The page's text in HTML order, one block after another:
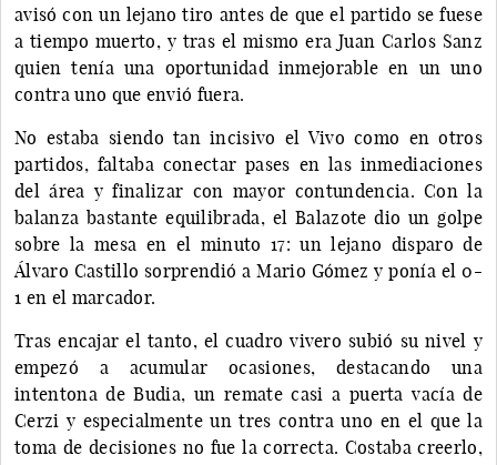
avisó con un lejano tiro antes de que el partido se fuese
a tiempo muerto, y tras el mismo era Juan Carlos Sanz
quien tenía una oportunidad inmejorable en un uno
contra uno que envió fuera.
No estaba siendo tan incisivo el Vivo como en otros
partidos, faltaba conectar pases en las inmediaciones
del área y finalizar con mayor contundencia. Con la
balanza bastante equilibrada, el Balazote dio un golpe
sobre la mesa en el minuto 17: un lejano disparo de
Álvaro Castillo sorprendió a Mario Gómez y ponía el 0-
1 en el marcador.
Tras encajar el tanto, el cuadro vivero subió su nivel y
empezó a acumular ocasiones, destacando una
intentona de Budia, un remate casi a puerta vacía de
Cerzi y especialmente un tres contra uno en el que la
toma de decisiones no fue la correcta. Costaba creerlo,